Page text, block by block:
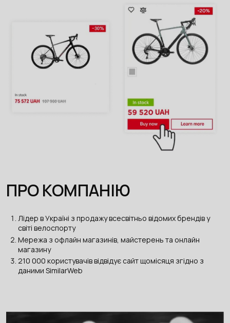
ПРО КОМПАНІЮ
Лідер в Україні з продажу всесвітньо відомих брендів у
світі велоспорту
Мережа з офлайн магазинів, майстерень та онлайн
магазину
210 000 користувачів відвідує сайт щомісяця згідно з
даними SimilarWeb